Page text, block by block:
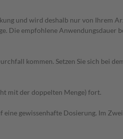
und wird deshalb nur von Ihrem
Die empfohlene Anwendungsdauer
kommen. Setzen Sie sich bei
mit der doppelten Menge) fort.
gewissenhafte Dosierung. Im